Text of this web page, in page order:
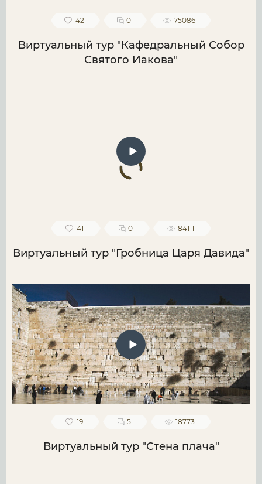
42 0 75086
Виртуальный тур "Кафедральный Собор
Святого Иакова"
41 0 84111
Виртуальный тур "Гробница Царя Давида"
19 5 18773
Виртуальный тур "Стена плача"